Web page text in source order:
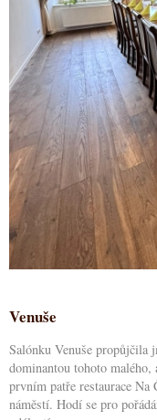
Venuše
Salónku Venuše propůjčila
dominantou tohoto malého,
prvním patře restaurace
náměstí. Hodí se pro